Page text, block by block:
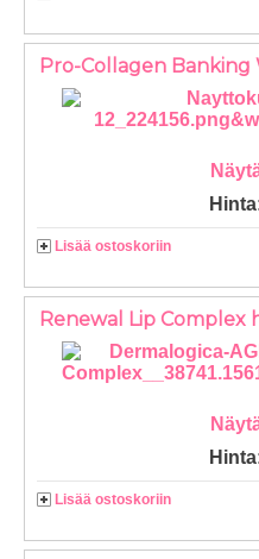
Pro-Collagen Banking
Lisää ostoskoriin
Renewal Lip Complex
Lisää ostoskoriin